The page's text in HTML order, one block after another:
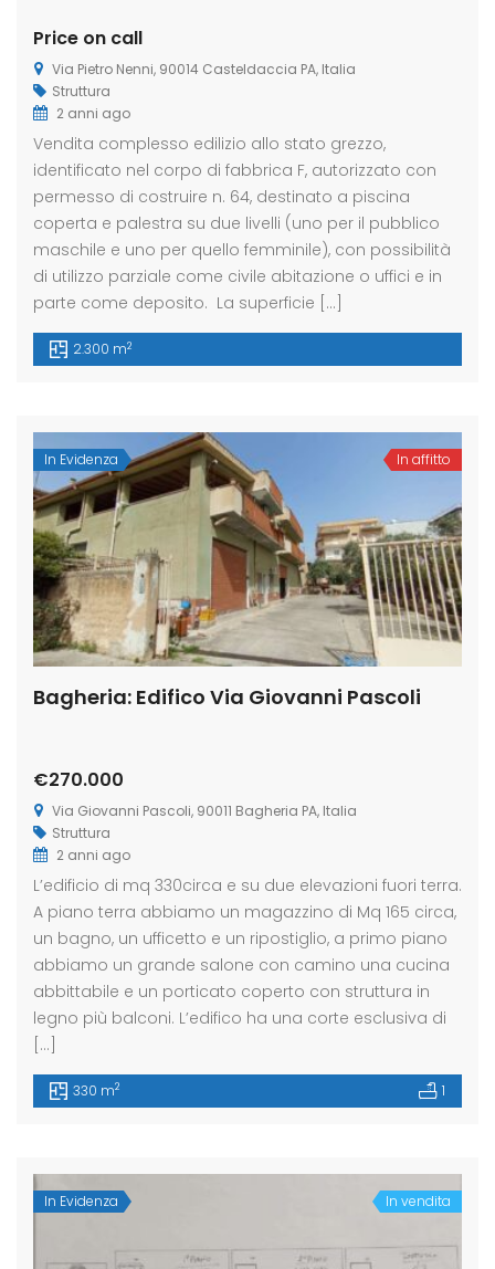
Price on call
Via Pietro Nenni, 90014 Casteldaccia PA, Italia
Struttura
2 anni ago
Vendita complesso edilizio allo stato grezzo,
identificato nel corpo di fabbrica F, autorizzato con
permesso di costruire n. 64, destinato a piscina
coperta e palestra su due livelli (uno per il pubblico
maschile e uno per quello femminile), con possibilità
di utilizzo parziale come civile abitazione o uffici e in
parte come deposito. La superficie […]
2.300 m2
In Evidenza In affitto
Bagheria: Edifico Via Giovanni Pascoli
€270.000
Via Giovanni Pascoli, 90011 Bagheria PA, Italia
Struttura
2 anni ago
L’edificio di mq 330circa e su due elevazioni fuori terra.
A piano terra abbiamo un magazzino di Mq 165 circa,
un bagno, un ufficetto e un ripostiglio, a primo piano
abbiamo un grande salone con camino una cucina
abbittabile e un porticato coperto con struttura in
legno più balconi. L’edifico ha una corte esclusiva di
[…]
330 m2 1
In Evidenza In vendita